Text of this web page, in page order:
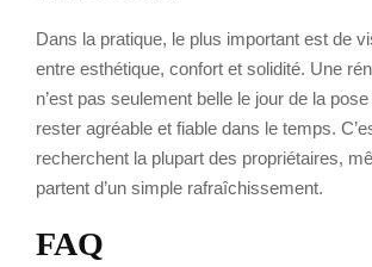
Dans la pratique, le plus important est de
entre esthétique, confort et solidité. Une
n’est pas seulement belle le jour de la
rester agréable et fiable dans le temps.
recherchent la plupart des propriétaires,
partent d’un simple rafraîchissement.
FAQ